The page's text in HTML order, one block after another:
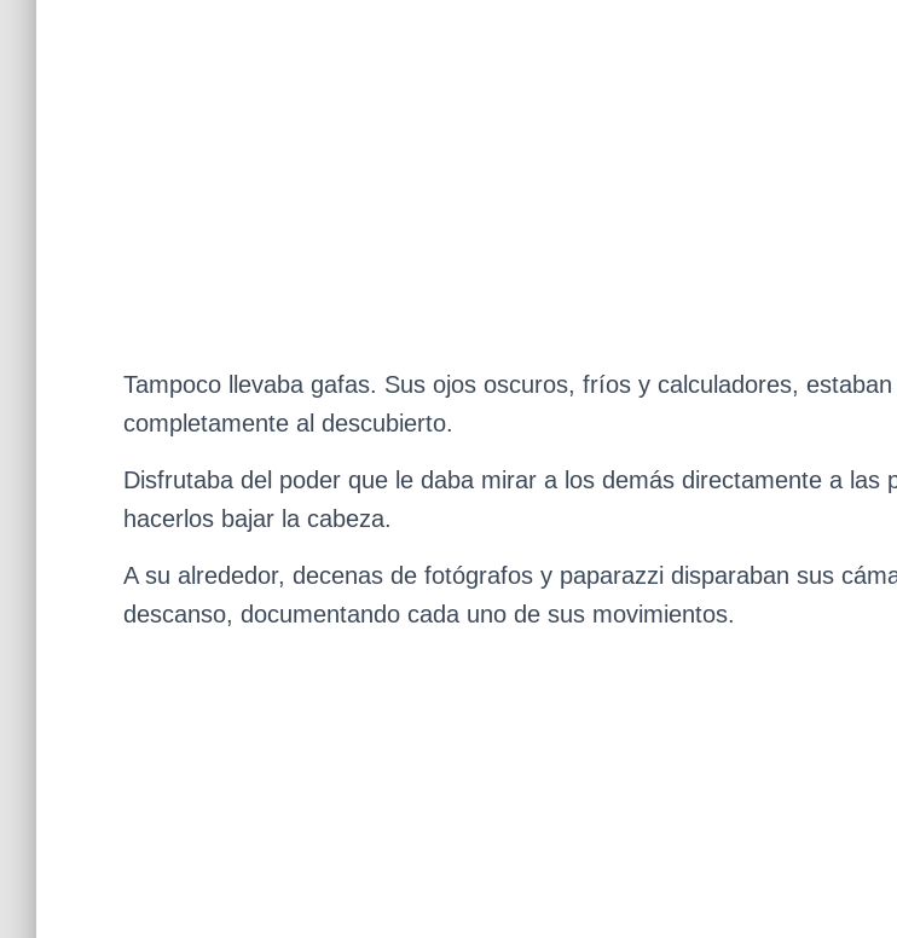
Tampoco llevaba gafas. Sus ojos oscuros, fríos y calculadores, estaban
completamente al descubierto.
Disfrutaba del poder que le daba mirar a los demás directamente a las
hacerlos bajar la cabeza.
A su alrededor, decenas de fotógrafos y paparazzi disparaban sus
descanso, documentando cada uno de sus movimientos.